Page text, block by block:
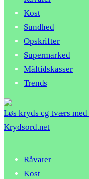
Kost
Sundhed
Opskrifter
Supermarked
Måltidskasser
Trends
Løs kryds og tværs
Krydsord.net
Råvarer
Kost